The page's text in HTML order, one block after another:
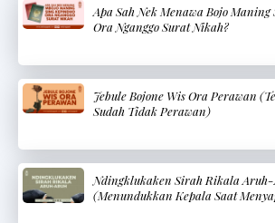
Apa Sah Nek Menawa Bojo Maning
Ora Nganggo Surat Nikah?
Jebule Bojone Wis Ora Perawan
Sudah Tidak Perawan)
Ndingklukaken Sirah Rikala
(Menundukkan Kepala Saat